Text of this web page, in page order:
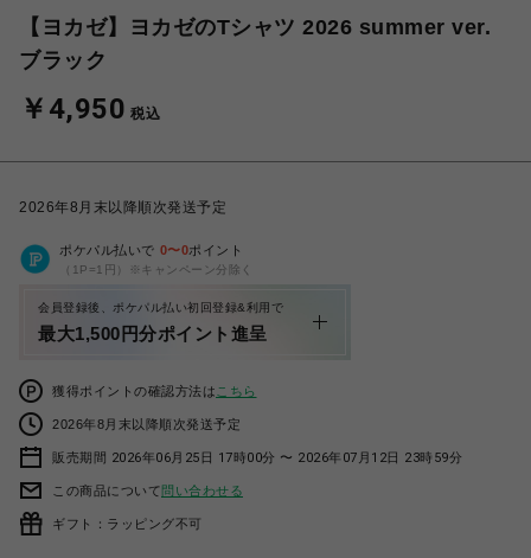
【ヨカゼ】ヨカゼのTシャツ 2026 summer ver.
ブラック
￥4,950 税込
2026年8月末以降順次発送予定
ポケパル払いで 0〜0ポイント
（1P=1円）※キャンペーン分除く
会員登録後、ポケパル払い初回登録&利用で
最大1,500円分ポイント進呈
獲得ポイントの確認方法は こちら
2026年8月末以降順次発送予定
販売期間 2026年06月25日 17時00分 〜 2026年07月12日 23時59分
この商品について問い合わせる
ギフト：ラッピング不可